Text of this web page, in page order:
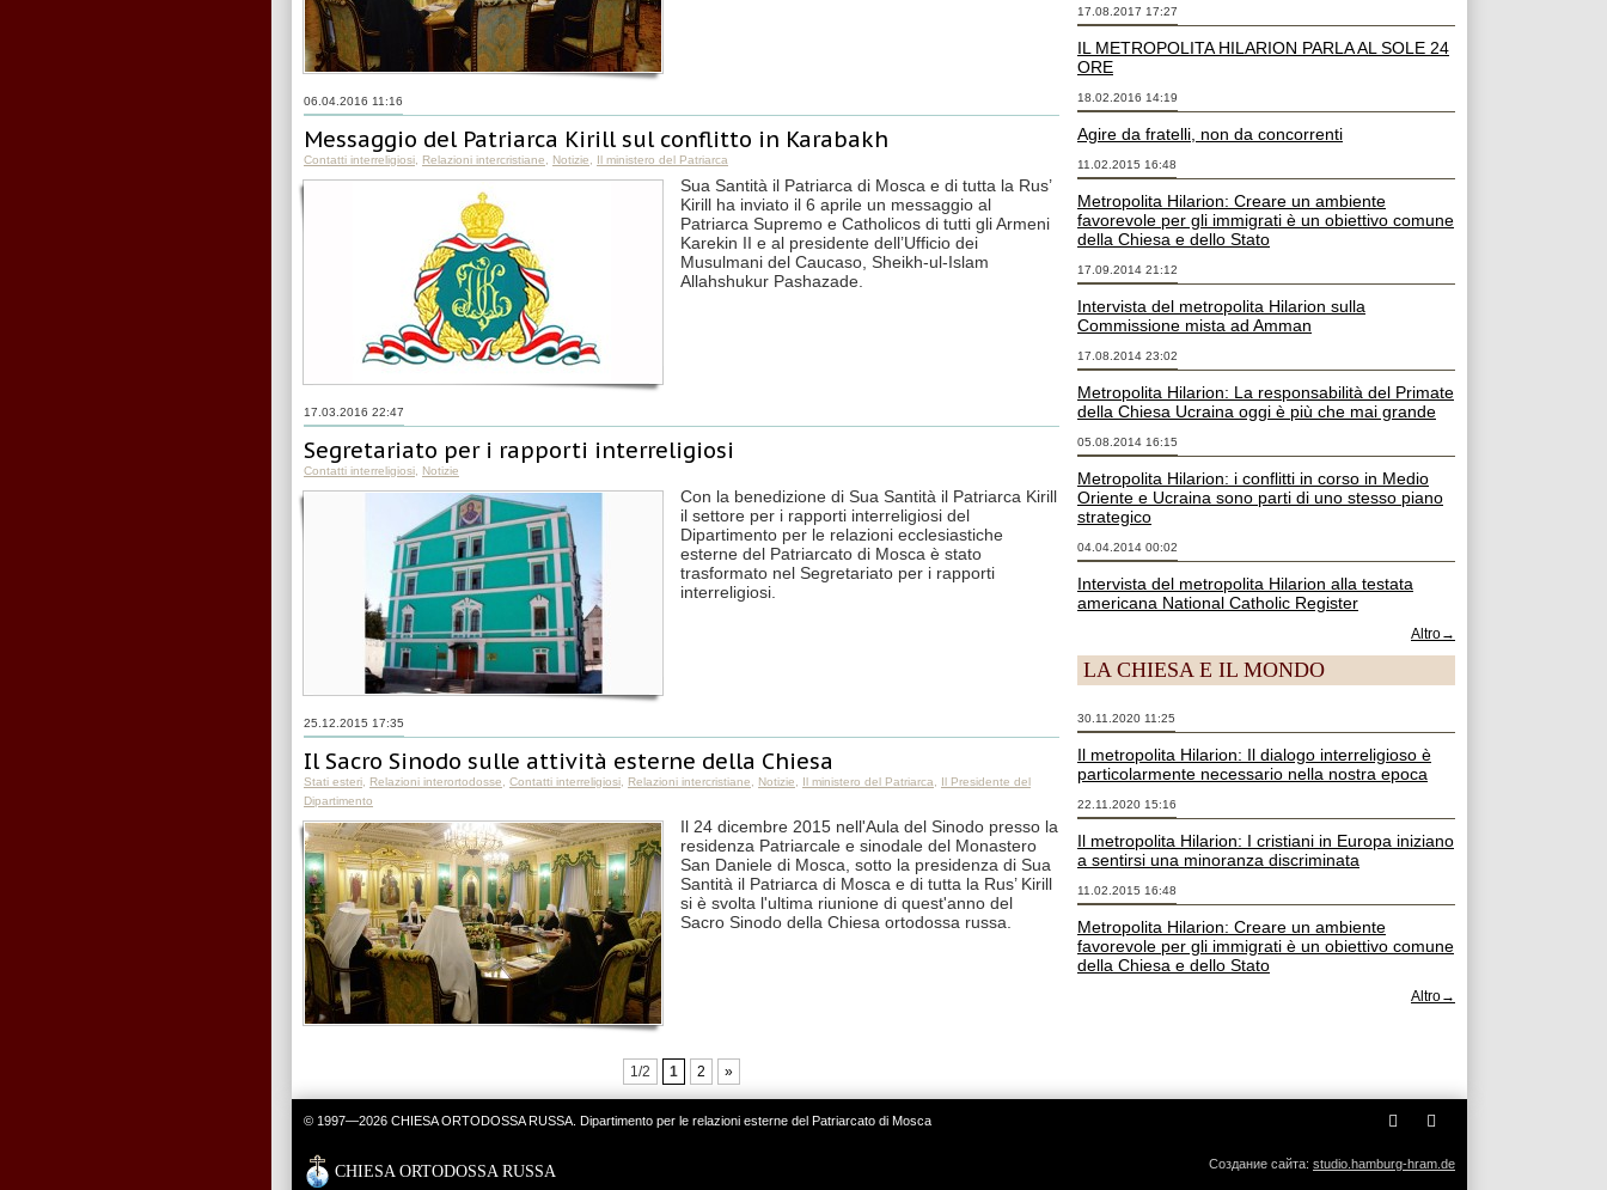
06.04.2016 11:16
Messaggio del Patriarca Kirill sul conflitto in Karabakh
Contatti interreligiosi Relazioni intercristiane Notizie Il ministero del Patriarca
Sua Santità il Patriarca di Mosca e di tutta la Rus’
Kirill ha inviato il 6 aprile un messaggio al
Patriarca Supremo e Catholicos di tutti gli Armeni
Karekin II e al presidente dell’Ufficio dei
Musulmani del Caucaso, Sheikh-ul-Islam
Allahshukur Pashazade.
17.03.2016 22:47
Segretariato per i rapporti interreligiosi
Contatti interreligiosi Notizie
Con la benedizione di Sua Santità il Patriarca Kirill
il settore per i rapporti interreligiosi del
Dipartimento per le relazioni ecclesiastiche
esterne del Patriarcato di Mosca è stato
trasformato nel Segretariato per i rapporti
interreligiosi.
25.12.2015 17:35
Il Sacro Sinodo sulle attività esterne della Chiesa
Stati esteri Relazioni interortodosse Contatti interreligiosi Relazioni intercristiane Notizie Il ministero del Patriarca
Il Presidente del
Dipartimento
Il 24 dicembre 2015 nell'Aula del Sinodo presso la
residenza Patriarcale e sinodale del Monastero
San Daniele di Mosca, sotto la presidenza di Sua
Santità il Patriarca di Mosca e di tutta la Rus’ Kirill
si è svolta l'ultima riunione di quest'anno del
Sacro Sinodo della Chiesa ortodossa russa.
17.08.2017 17:27
IL METROPOLITA HILARION PARLA AL SOLE 24
ORE
18.02.2016 14:19
Agire da fratelli, non da concorrenti
11.02.2015 16:48
Metropolita Hilarion: Creare un ambiente
favorevole per gli immigrati è un obiettivo comune
della Chiesa e dello Stato
17.09.2014 21:12
Intervista del metropolita Hilarion sulla
Commissione mista ad Amman
17.08.2014 23:02
Metropolita Hilarion: La responsabilità del Primate
della Chiesa Ucraina oggi è più che mai grande
05.08.2014 16:15
Metropolita Hilarion: i conflitti in corso in Medio
Oriente e Ucraina sono parti di uno stesso piano
strategico
04.04.2014 00:02
Intervista del metropolita Hilarion alla testata
americana National Catholic Register
Altro→
LA CHIESA E IL MONDO
30.11.2020 11:25
Il metropolita Hilarion: Il dialogo interreligioso è
particolarmente necessario nella nostra epoca
22.11.2020 15:16
Il metropolita Hilarion: I cristiani in Europa iniziano
a sentirsi una minoranza discriminata
11.02.2015 16:48
Metropolita Hilarion: Creare un ambiente
favorevole per gli immigrati è un obiettivo comune
della Chiesa e dello Stato
Altro→
1/2 1 2 »
© 1997—2026 CHIESA ORTODOSSA RUSSA. Dipartimento per le relazioni esterne del Patriarcato di Mosca
CHIESA ORTODOSSA RUSSA Создание сайта: studio.hamburg-hram.de